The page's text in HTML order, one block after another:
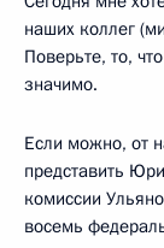
наших коллег
Поверьте, то,
значимо.
Если можно, от
представить
комиссии
восемь